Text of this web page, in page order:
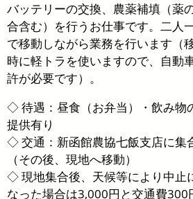
バッテリーの交換、農薬補填（薬
合含む）を行うお仕事です。二人
で移動しながら業務を行います（
時に軽トラを使いますので、自動
許が必要です）。
◇ 待遇：昼食（お弁当）・飲み物
提供有り
◇ 交通：新函館農協七飯支店に集
（その後、現地へ移動）
◇ 現地集合後、天候等により中止
なった場合は3,000円と交通費300